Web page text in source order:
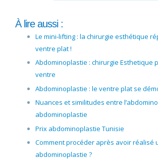
À lire aussi :
Le mini-lifting : la chirurgie esthétique
ventre plat !
Abdominoplastie : chirurgie Esthetique
ventre
Abdominoplastie : le ventre plat se
Nuances et similitudes entre
abdominoplastie
Prix abdominoplastie Tunisie
Comment procéder après avoir réalisé
abdominoplastie ?